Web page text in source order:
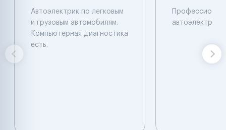
Автоэлектрик по легковым
и грузовым автомобилям.
Компьютерная диагностика
есть.
автоэлектрик